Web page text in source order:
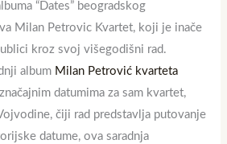
“Dates” beogradskog
Milan Petrovic Kvartet, koji je inače
kroz svoj višegodišni rad.
album Milan Petrović kvarteta
datumima za sam kvartet,
čiji rad predstavlja putovanje
datume, ova saradnja